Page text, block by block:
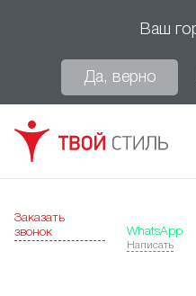
Ваш
Да, верно
Заказать
звонок
WhatsApp
Написать